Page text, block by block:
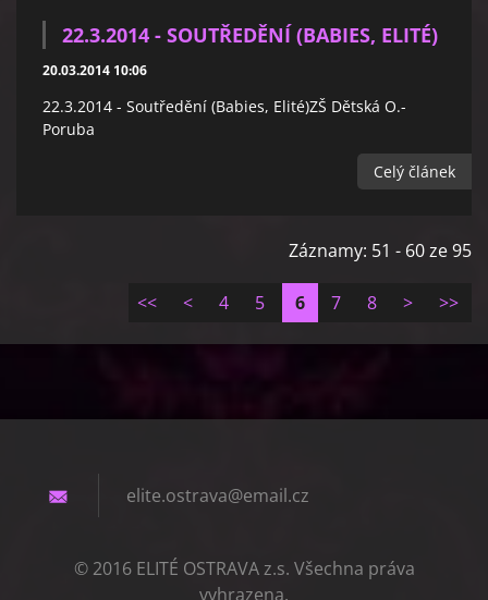
22.3.2014 - SOUTŘEDĚNÍ (BABIES, ELITÉ)
20.03.2014 10:06
22.3.2014 - Soutředění (Babies, Elité)ZŠ Dětská O.-
Poruba
Celý článek
Záznamy: 51 - 60 ze 95
<< < 4 5 6 7 8 > >>
elite.ostrava@email.cz
© 2016 ELITÉ OSTRAVA z.s. Všechna práva
vyhrazena.